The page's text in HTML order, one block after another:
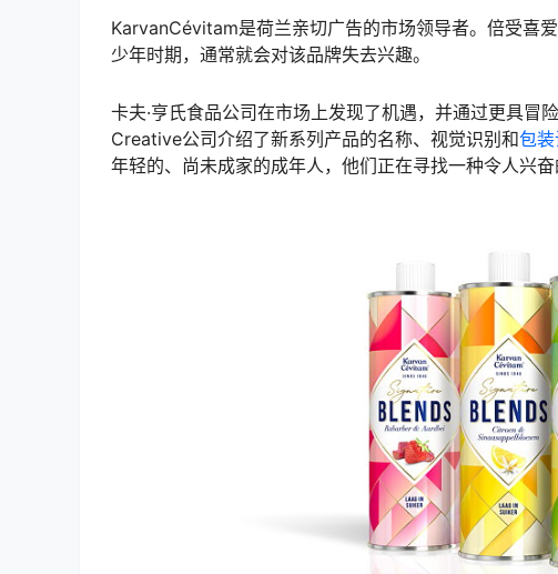
KarvanCévitam是荷兰亲切广告的市场领导者。倍受喜
少年时期，通常就会对该品牌失去兴趣。
卡夫·亨氏食品公司在市场上发现了机遇，并通过更具冒
Creative公司介绍了新系列产品的名称、视觉识别和包
年轻的、尚未成家的成年人，他们正在寻找一种令人兴奋